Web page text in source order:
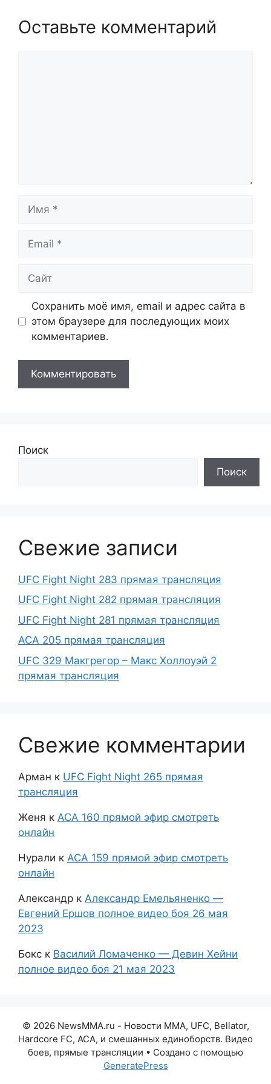
Оставьте комментарий
Имя
Email
Сайт
Сохранить моё имя, email и адрес сайта в
этом браузере для последующих моих
комментариев.
Поиск
Поиск
Свежие записи
UFC Fight Night 283 прямая трансляция
UFC Fight Night 282 прямая трансляция
UFC Fight Night 281 прямая трансляция
ACA 205 прямая трансляция
UFC 329 Макгрегор – Макс Холлоуэй 2
прямая трансляция
Свежие комментарии
Арман к UFC Fight Night 265 прямая
трансляция
Женя к АСА 160 прямой эфир смотреть
онлайн
Нурали к АСА 159 прямой эфир смотреть
онлайн
Александр к Александр Емельяненко —
Евгений Ершов полное видео боя 26 мая
2023
Бокс к Василий Ломаченко — Девин Хейни
полное видео боя 21 мая 2023
© 2026 NewsMMA.ru - Новости ММА, UFC, Bellator,
Hardcore FC, ACA, и смешанных единоборств. Видео
боев, прямые трансляции • Создано с помощью
GeneratePress